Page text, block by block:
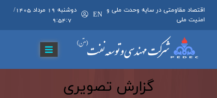
اقتصاد مقاومتی در سایه وحدت ملی و
امنیت ملی
EN دوشنبه 19 مرداد 1405
/
9:54:8
گزارش تصویری